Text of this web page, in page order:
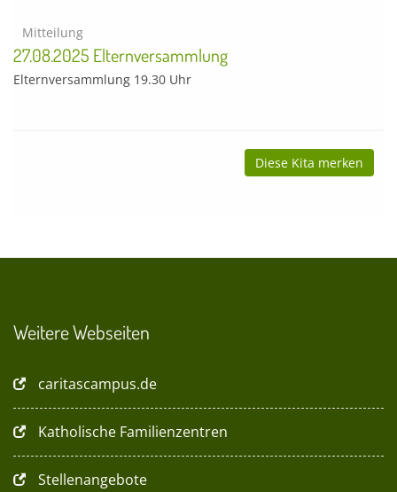
Mitteilung
27.08.2025 Elternversammlung
Elternversammlung 19.30 Uhr
Diese Kita merken
Weitere Webseiten
caritascampus.de
Katholische Familienzentren
Stellenangebote